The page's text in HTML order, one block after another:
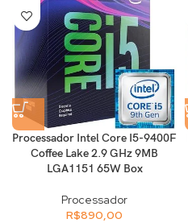
Processador Intel Core I5-9400F
Coffee Lake 2.9 GHz 9MB
LGA1151 65W Box
Processador
R$890,00